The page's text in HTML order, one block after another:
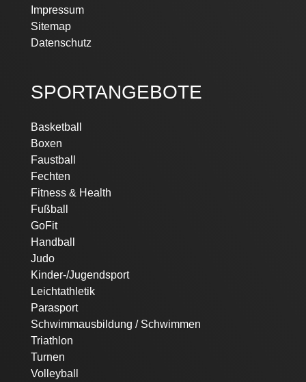
Impressum
Sitemap
Datenschutz
SPORTANGEBOTE
Navigation
überspringen
Basketball
Boxen
Faustball
Fechten
Fitness & Health
Fußball
GoFit
Handball
Judo
Kinder-/Jugendsport
Leichtathletik
Parasport
Schwimmausbildung / Schwimmen
Triathlon
Turnen
Volleyball